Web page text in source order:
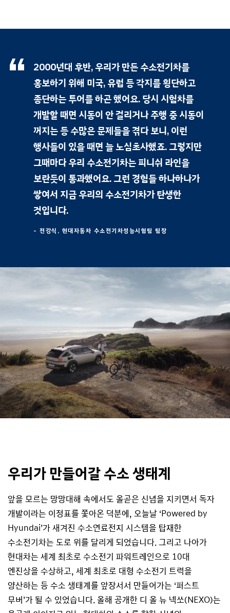
2000년대 후반, 우리가 만든 수소전기차를
홍보하기 위해 미국, 유럽 등 각지를 횡단하고
종단하는 투어를 하곤 했어요. 당시 시험차를
개발할 때면 시동이 안 걸리거나 주행 중 시동이
꺼지는 등 수많은 문제들을 겪다 보니, 이런
행사들이 있을 때면 늘 노심초사했죠. 그렇지만
그때마다 우리 수소전기차는 피니쉬 라인을
보란듯이 통과했어요. 그런 경험들 하나하나가
쌓여서 지금 우리의 수소전기차가 탄생한
것입니다.
- 전강식, 현대자동차 수소전기차성능시험팀 팀장
우리가 만들어갈 수소 생태계
앞을 모르는 망망대해 속에서도 올곧은 신념을 지키면서 독자
개발이라는 이정표를 쫓아온 덕분에, 오늘날 ‘Powered by
Hyundai’가 새겨진 수소연료전지 시스템을 탑재한
수소전기차는 도로 위를 달리게 되었습니다. 그리고 나아가
현대차는 세계 최초로 수소전기 파워트레인으로 10대
엔진상을 수상하고, 세계 최초로 대형 수소전기 트럭을
양산하는 등 수소 생태계를 앞장서서 만들어가는 ‘퍼스트
무버’가 될 수 있었습니다. 올해 공개한 디 올 뉴 넥쏘(NEXO)는